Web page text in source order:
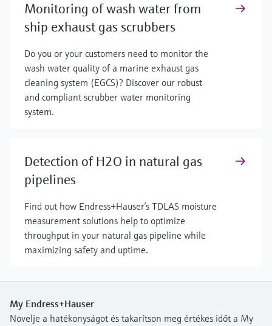
Monitoring of wash water from
ship exhaust gas scrubbers
Do you or your customers need to monitor the
wash water quality of a marine exhaust gas
cleaning system (EGCS)? Discover our robust
and compliant scrubber water monitoring
system.
Detection of H2O in natural gas
pipelines
Find out how Endress+Hauser’s TDLAS moisture
measurement solutions help to optimize
throughput in your natural gas pipeline while
maximizing safety and uptime.
My Endress+Hauser
Növelje a hatékonyságot és takarítson meg értékes időt a My